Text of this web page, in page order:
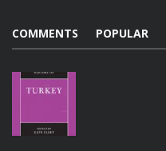
POPULAR
COMMENTS